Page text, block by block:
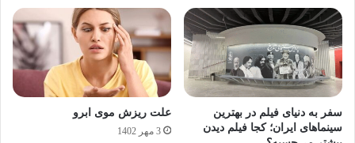
سفر به دنیای فیلم در بهترین
سینماهای ایران؛ کجا فیلم دیدن
علت ریزش موی ابرو
3 مهر 1402